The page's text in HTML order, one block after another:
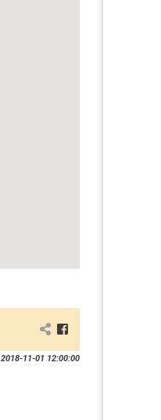
2018-11-01 12:00:00